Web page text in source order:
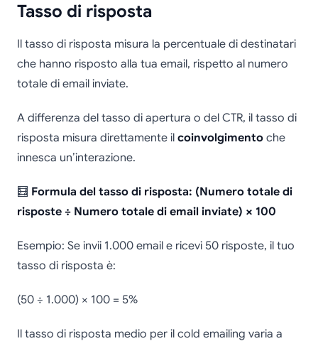
Tasso di risposta
Il tasso di risposta misura la percentuale di destinatari
che hanno risposto alla tua email, rispetto al numero
totale di email inviate.
A differenza del tasso di apertura o del CTR, il tasso di
risposta misura direttamente il coinvolgimento che
innesca un’interazione.
🧮 Formula del tasso di risposta: (Numero totale di
risposte ÷ Numero totale di email inviate) × 100
Esempio: Se invii 1.000 email e ricevi 50 risposte, il tuo
tasso di risposta è:
(50 ÷ 1.000) × 100 = 5%
Il tasso di risposta medio per il cold emailing varia a